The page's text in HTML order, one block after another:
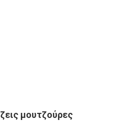
μουτζούρες